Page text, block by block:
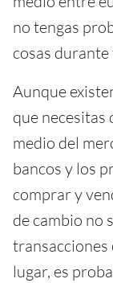
no tengas
cosas
Aunque
que necesitas
medio del
bancos y los
comprar y
de cambio no
transacciones
lugar, es